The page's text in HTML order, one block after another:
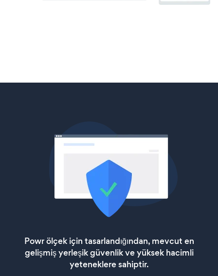
Powr ölçek için tasarlandığından, mevcut en
gelişmiş yerleşik güvenlik ve yüksek hacimli
yeteneklere sahiptir.